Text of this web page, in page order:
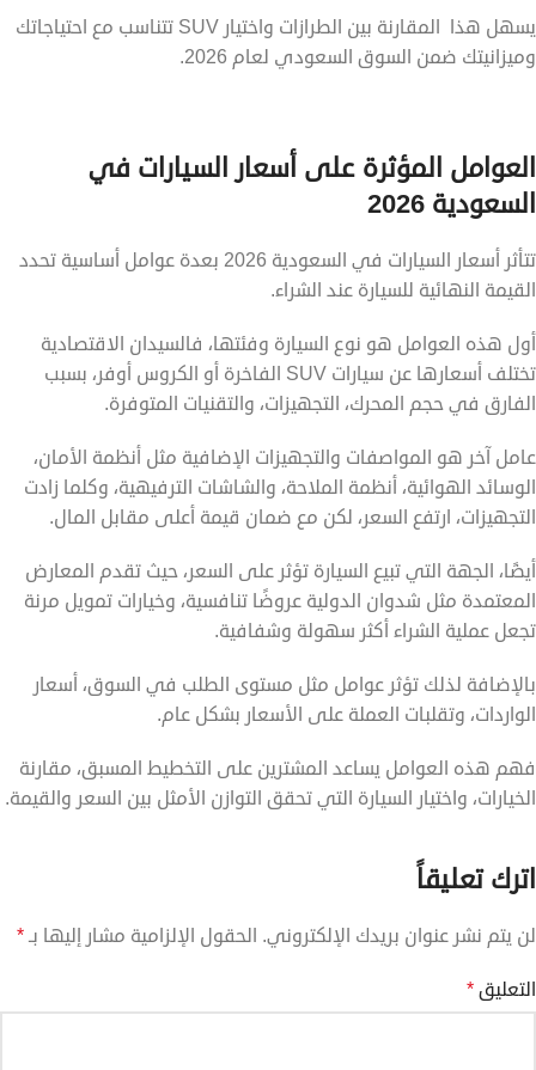
يسهل هذا المقارنة بين الطرازات واختيار SUV تتناسب مع احتياجاتك
وميزانيتك ضمن السوق السعودي لعام 2026.
العوامل المؤثرة على أسعار السيارات في
السعودية 2026
تتأثر أسعار السيارات في السعودية 2026 بعدة عوامل أساسية تحدد
القيمة النهائية للسيارة عند الشراء.
أول هذه العوامل هو نوع السيارة وفئتها، فالسيدان الاقتصادية
تختلف أسعارها عن سيارات SUV الفاخرة أو الكروس أوفر، بسبب
الفارق في حجم المحرك، التجهيزات، والتقنيات المتوفرة.
عامل آخر هو المواصفات والتجهيزات الإضافية مثل أنظمة الأمان،
الوسائد الهوائية، أنظمة الملاحة، والشاشات الترفيهية، وكلما زادت
التجهيزات، ارتفع السعر، لكن مع ضمان قيمة أعلى مقابل المال.
أيضًا، الجهة التي تبيع السيارة تؤثر على السعر، حيث تقدم المعارض
المعتمدة مثل شدوان الدولية عروضًا تنافسية، وخيارات تمويل مرنة
تجعل عملية الشراء أكثر سهولة وشفافية.
بالإضافة لذلك تؤثر عوامل مثل مستوى الطلب في السوق، أسعار
الواردات، وتقلبات العملة على الأسعار بشكل عام.
فهم هذه العوامل يساعد المشترين على التخطيط المسبق، مقارنة
الخيارات، واختيار السيارة التي تحقق التوازن الأمثل بين السعر والقيمة.
اترك تعليقاً
لن يتم نشر عنوان بريدك الإلكتروني. الحقول الإلزامية مشار إليها بـ*
التعليق*